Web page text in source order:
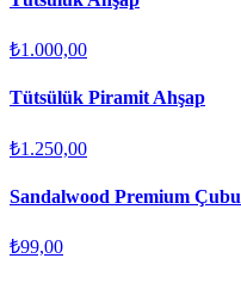
₺1.000,00
Tütsülük Piramit Ahşap
₺1.250,00
Sandalwood Premium
₺99,00